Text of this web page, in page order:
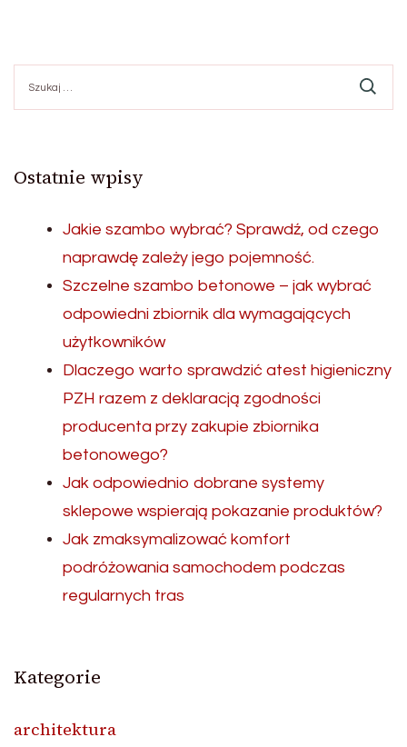
Ostatnie wpisy
Jakie szambo wybrać? Sprawdź, od czego
naprawdę zależy jego pojemność.
Szczelne szambo betonowe – jak wybrać
odpowiedni zbiornik dla wymagających
użytkowników
Dlaczego warto sprawdzić atest higieniczny
PZH razem z deklaracją zgodności
producenta przy zakupie zbiornika
betonowego?
Jak odpowiednio dobrane systemy
sklepowe wspierają pokazanie produktów?
Jak zmaksymalizować komfort
podróżowania samochodem podczas
regularnych tras
Kategorie
architektura